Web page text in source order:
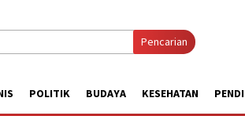
Pencarian
POLITIK BUDAYA KESEHATAN